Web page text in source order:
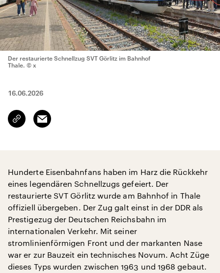
Der restaurierte Schnellzug SVT Görlitz im Bahnhof
Thale. © x
16.06.2026
Link
kopieren/teilen
Email
Hunderte Eisenbahnfans haben im Harz die Rückkehr
eines legendären Schnellzugs gefeiert. Der
restaurierte SVT Görlitz wurde am Bahnhof in Thale
offiziell übergeben. Der Zug galt einst in der DDR als
Prestigezug der Deutschen Reichsbahn im
internationalen Verkehr. Mit seiner
stromlinienförmigen Front und der markanten Nase
war er zur Bauzeit ein technisches Novum. Acht Züge
dieses Typs wurden zwischen 1963 und 1968 gebaut.